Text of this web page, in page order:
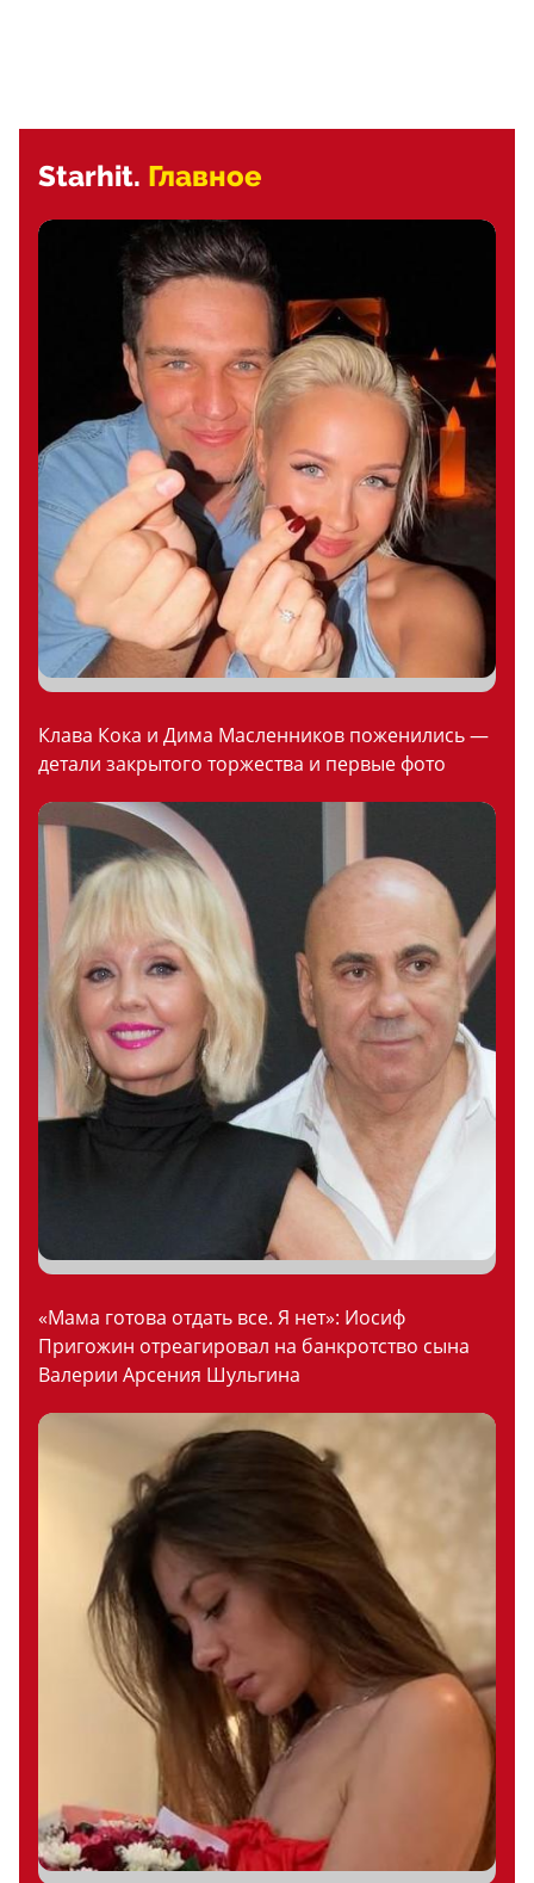
Starhit. Главное
Клава Кока и Дима Масленников поженились —
детали закрытого торжества и первые фото
«Мама готова отдать все. Я нет»: Иосиф
Пригожин отреагировал на банкротство сына
Валерии Арсения Шульгина